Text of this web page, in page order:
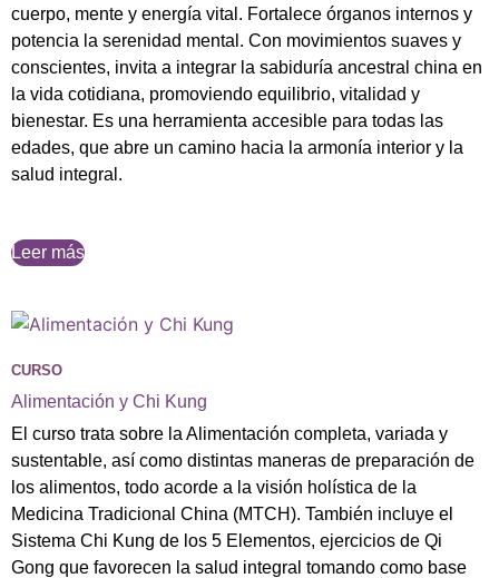
cuerpo, mente y energía vital. Fortalece órganos internos y
potencia la serenidad mental. Con movimientos suaves y
conscientes, invita a integrar la sabiduría ancestral china en
la vida cotidiana, promoviendo equilibrio, vitalidad y
bienestar. Es una herramienta accesible para todas las
edades, que abre un camino hacia la armonía interior y la
salud integral.
Leer más
CURSO
Alimentación y Chi Kung
El curso trata sobre la Alimentación completa, variada y
sustentable, así como distintas maneras de preparación de
los alimentos, todo acorde a la visión holística de la
Medicina Tradicional China (MTCH). También incluye el
Sistema Chi Kung de los 5 Elementos, ejercicios de Qi
Gong que favorecen la salud integral tomando como base